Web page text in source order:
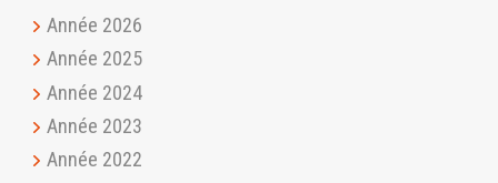
Année 2026
Année 2025
Année 2024
Année 2023
Année 2022